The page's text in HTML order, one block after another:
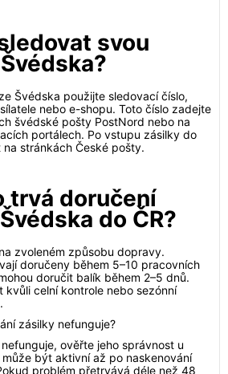
svou
Švédska použijte sledovací číslo,
nebo e-shopu. Toto číslo zadejte
švédské pošty PostNord nebo na
portálech. Po vstupu zásilky do
na stránkách České pošty.
trvá doručení
do ČR?
zvoleném způsobu dopravy.
doručeny během 5–10 pracovních
doručit balík během 2–5 dnů.
kvůli celní kontrole nebo sezónní
zásilky nefunguje?
ověřte jeho správnost u
být aktivní až po naskenování
problém přetrvává déle než 48